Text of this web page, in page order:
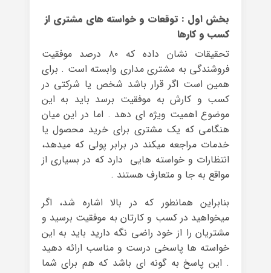
بخش اول : توقعات و خواسته های مشتری از
کسب و کارها
تحقیقات نشان داده که ۸۰ درصد موفقیت
فروشندگی به مشتری مداری وابسته است . برای
همین است اگر قرار باشد شخص یا شرکتی در
کسب و کارش به موفقیت برسد باید به این
موضوع اهمیت ویژه ای دهد . اما در این میان
هنگامی که یک مشتری برای خرید محصول یا
خدمات مراجعه میکند در برابر پولی که میدهد،
انتظارات و خواسته هایی دارد که در بسیاری از
مواقع به جا و متعارف هستند .
بنابراین همانطور که در بالا اشاره شد، اگر
میخواهید در کسب و کارتان به موفقیت برسید و
مشتریان را از خود راضی نگه دارید باید به این
خواسته ها پاسخی درست و مناسب ارائه دهید
. این پاسخ به گونه ای باشد که هم برای شما